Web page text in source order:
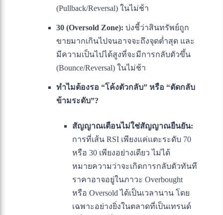
(Pullback/Reversal) ในไม่ช้า
30 (Oversold Zone): บ่งชี้ว่าสินทรัพย์ถูก
ขายมากเกินไปจนอาจจะถึงจุดต่ำสุด และ
มีความเป็นไปได้สูงที่จะมีการกลับตัวขึ้น
(Bounce/Reversal) ในไม่ช้า
ทำไมต้องรอ “โค้งตัวกลับ” หรือ “ตัดกลับ
ข้ามระดับ”?
สัญญาณเตือนไม่ใช่สัญญาณยืนยัน:
การที่เส้น RSI เพียงแค่แตะระดับ 70
หรือ 30 เพียงอย่างเดียว ไม่ได้
หมายความว่าจะเกิดการกลับตัวทันที
ราคาอาจอยู่ในภาวะ Overbought
หรือ Oversold ได้เป็นเวลานาน โดย
เฉพาะอย่างยิ่งในตลาดที่เป็นเทรนด์